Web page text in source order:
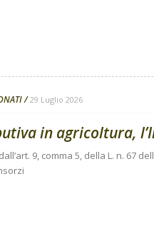
29 Luglio 2026
in agricoltura,
9, comma 5, della L. n. 67